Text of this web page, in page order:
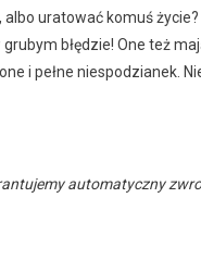
uratować komuś
błędzie! One też
i pełne niespodzianek.
automatyczny